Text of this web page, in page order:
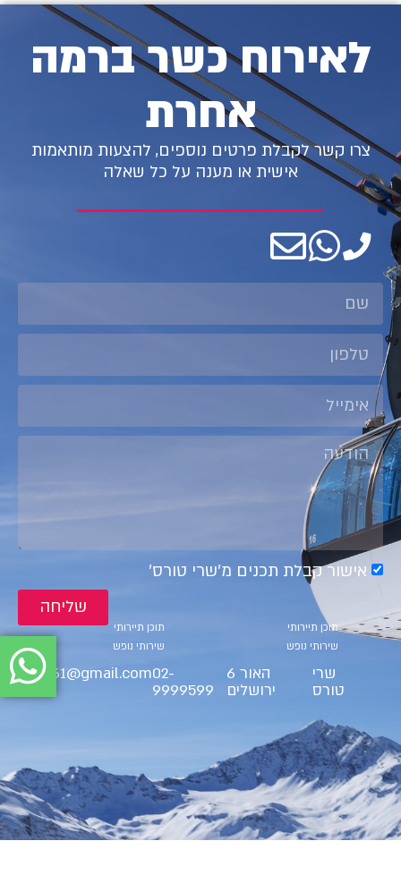
לאירוח כשר ברמה
אחרת
צרו קשר לקבלת פרטים נוספים, להצעות מותאמות
אישית או מענה על כל שאלה
אישור קבלת תכנים מ׳שרי טורס׳
שליחה
תוכן תיירותי
שירותי נופש
תוכן תיירותי
שירותי נופש
שרי
טורס
האור 6
ירושלים
02-
9999599
ct9561@gmail.com